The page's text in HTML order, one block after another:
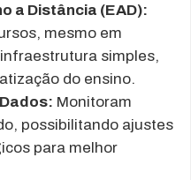
a Distância (EAD):
mesmo em
simples,
do ensino.
Monitoram
possibilitando ajustes
para melhor